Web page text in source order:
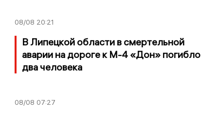
08/08 20:21
В Липецкой области в смертельной
аварии на дороге к М-4 «Дон» погибло
два человека
08/08 07:27